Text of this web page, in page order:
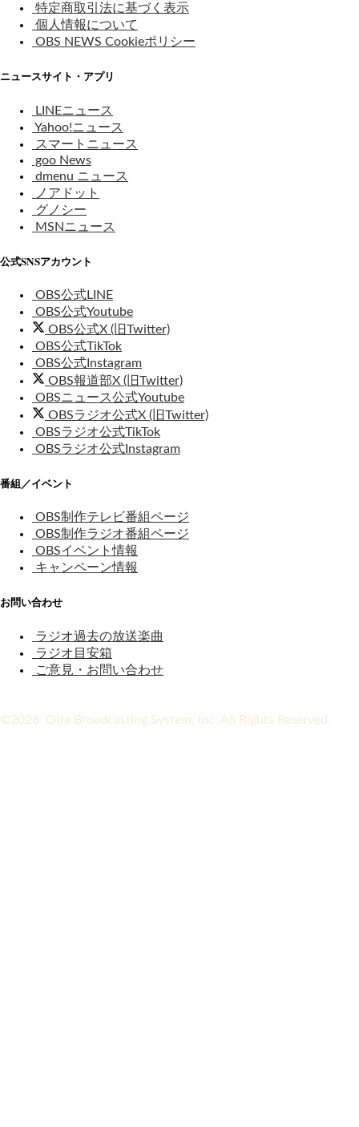
特定商取引法に基づく表示
個人情報について
OBS NEWS Cookieポリシー
ニュースサイト・アプリ
LINEニュース
Yahoo!ニュース
スマートニュース
goo News
dmenu ニュース
ノアドット
グノシー
MSNニュース
公式SNSアカウント
OBS公式LINE
OBS公式Youtube
OBS公式X (旧Twitter)
OBS公式TikTok
OBS公式Instagram
OBS報道部X (旧Twitter)
OBSニュース公式Youtube
OBSラジオ公式X (旧Twitter)
OBSラジオ公式TikTok
OBSラジオ公式Instagram
番組／イベント
OBS制作テレビ番組ページ
OBS制作ラジオ番組ページ
OBSイベント情報
キャンペーン情報
お問い合わせ
ラジオ過去の放送楽曲
ラジオ目安箱
ご意見・お問い合わせ
©2026 Oita Broadcasting System, Inc. All Rights Reserved.